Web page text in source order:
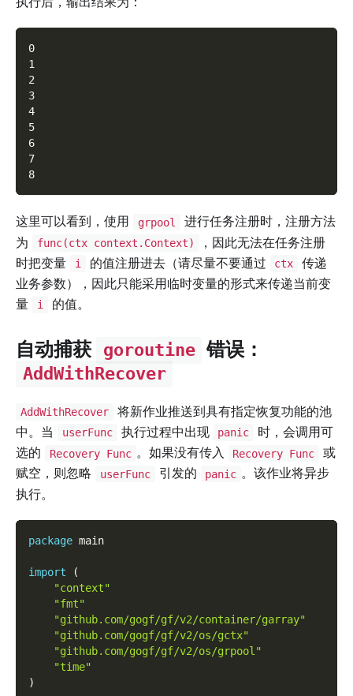
0
1
2
3
4
5
6
7
8
这里可以看到，使用 grpool
进行任务注册时，注册方法
为
func(ctx context.Context)
，因此无法在任务注册
时把变量
i 的值注册进去（请尽量不要通过 ctx
传递
业务参数），因此只能采用临时变量的形式来传递当前变
量
i 的值。
自动捕获 goroutine 错误：
AddWithRecover
AddWithRecover
将新作业推送到具有指定恢复功能的池
中。当
userFunc 执行过程中出现 panic
时，会调用可
选的
Recovery Func 。如果没有传入 Recovery Func
或
赋空，则忽略
userFunc 引发的 panic 。该作业将异步
执行。
package main
import
(
"context"
"fmt"
"github.com/gogf/gf/v2/container/garray"
"github.com/gogf/gf/v2/os/gctx"
"github.com/gogf/gf/v2/os/grpool"
"time"
)